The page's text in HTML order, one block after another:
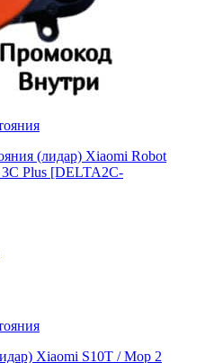
(лидар) Xiaomi Robot
3С Рlus [DELTA2C-
Xiaomi S10T / Мoр 2